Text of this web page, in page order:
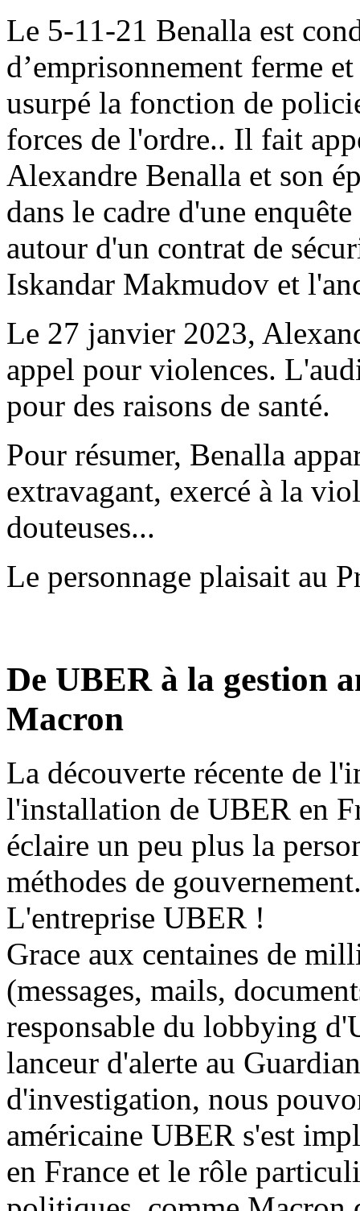
Le 5-11-21 Benalla est
d’emprisonnement ferme
usurpé la fonction de
forces de l'ordre.. Il fait
Alexandre Benalla et son
dans le cadre d'une
autour d'un contrat de
Iskandar Makmudov et
Le 27 janvier 2023,
appel pour violences.
pour des raisons de santé.
Pour résumer, Benalla
extravagant, exercé à la
douteuses...
Le personnage plaisait au
De UBER à la gestion
Macron
La découverte récente de
l'installation de UBER en
éclaire un peu plus la
méthodes de
L'entreprise UBER !
Grace aux centaines de
(messages, mails,
responsable du lobbying
lanceur d'alerte au
d'investigation, nous
américaine UBER s'est
en France et le rôle